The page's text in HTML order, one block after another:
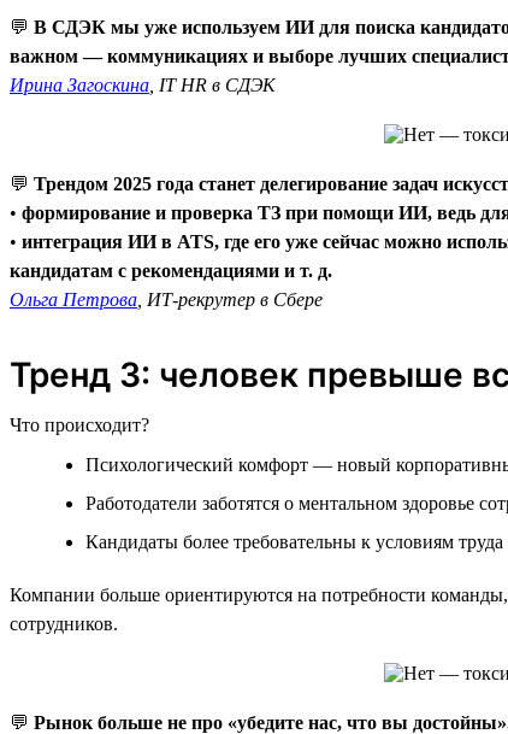
💬 В СДЭК мы уже используем ИИ для поиска
важном — коммуникациях и выборе лучших
Ирина Загоскина , IT HR в СДЭК
💬 Трендом 2025 года станет делегирование задач
• формирование и проверка ТЗ при помощи ИИ, ведь
• интеграция ИИ в ATS, где его уже сейчас можно
кандидатам с рекомендациями и т. д.
Ольга Петрова , ИТ-рекрутер в Сбере
Тренд 3: человек превыше
Что происходит?
Психологический комфорт — новый
Работодатели заботятся о ментальном здоровье
Кандидаты более требовательны к условиям
Компании больше ориентируются на потребности
сотрудников.
💬 Рынок больше не про «убедите нас, что вы